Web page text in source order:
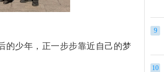
的少年，正一步步靠近自己的梦
9
10